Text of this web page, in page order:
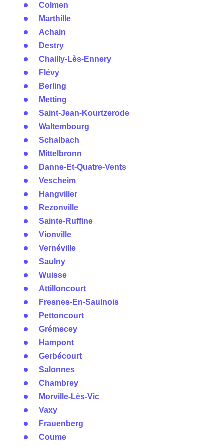
Colmen
Marthille
Achain
Destry
Chailly-Lès-Ennery
Flévy
Berling
Metting
Saint-Jean-Kourtzerode
Waltembourg
Schalbach
Mittelbronn
Danne-Et-Quatre-Vents
Vescheim
Hangviller
Rezonville
Sainte-Ruffine
Vionville
Vernéville
Saulny
Wuisse
Attilloncourt
Fresnes-En-Saulnois
Pettoncourt
Grémecey
Hampont
Gerbécourt
Salonnes
Chambrey
Morville-Lès-Vic
Vaxy
Frauenberg
Coume